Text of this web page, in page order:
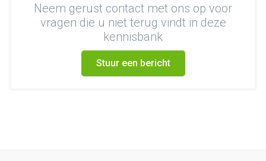
Neem gerust contact met ons op voor
vragen die u niet terug vindt in deze
kennisbank
Stuur een bericht